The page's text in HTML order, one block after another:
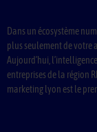
Dans un écosystème
plus seulement de votre
Aujourd’hui,
entreprises de la région
marketing lyon est le